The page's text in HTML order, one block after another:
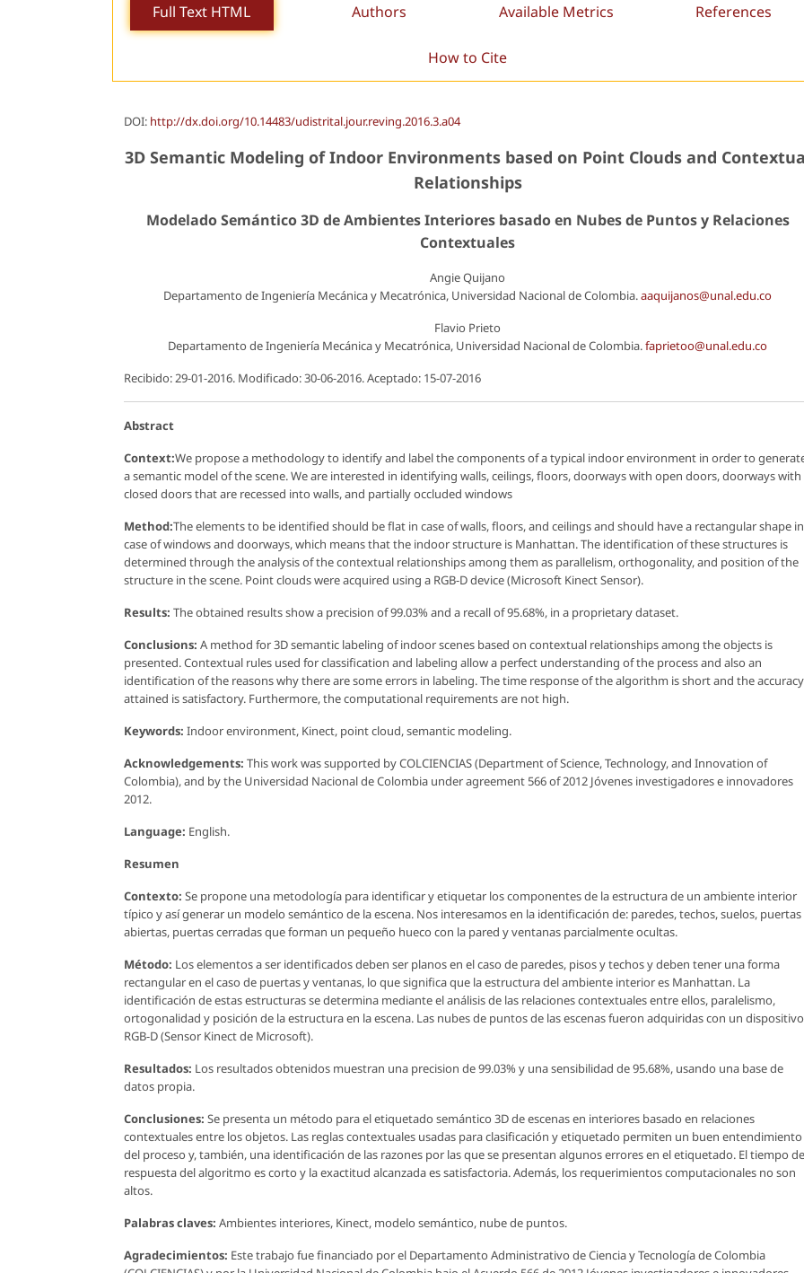
Full Text HTML Authors Available Metrics References
How to Cite
DOI: http://dx.doi.org/10.14483/udistrital.jour.reving.2016.3.a04
3D Semantic Modeling of Indoor Environments based on Point Clouds and
Relationships
Modelado Semántico 3D de Ambientes Interiores basado en Nubes de Puntos y Relaciones
Contextuales
Angie Quijano
Departamento de Ingeniería Mecánica y Mecatrónica, Universidad Nacional de Colombia.aaquijanos@unal.edu.co
Flavio Prieto
Departamento de Ingeniería Mecánica y Mecatrónica, Universidad Nacional de Colombia.faprietoo@unal.edu.co
Recibido: 29-01-2016. Modificado: 30-06-2016. Aceptado: 15-07-2016
Abstract
Context:We propose a methodology to identify and label the components of a typical indoor environment in order to
a semantic model of the scene. We are interested in identifying walls, ceilings, floors, doorways with open doors, doorways with
closed doors that are recessed into walls, and partially occluded windows
Method:The elements to be identified should be flat in case of walls, floors, and ceilings and should have a rectangular shape in
case of windows and doorways, which means that the indoor structure is Manhattan. The identification of these structures is
determined through the analysis of the contextual relationships among them as parallelism, orthogonality, and position of the
structure in the scene. Point clouds were acquired using a RGB-D device (Microsoft Kinect Sensor).
Results: The obtained results show a precision of 99.03% and a recall of 95.68%, in a proprietary dataset.
Conclusions: A method for 3D semantic labeling of indoor scenes based on contextual relationships among the objects is
presented. Contextual rules used for classification and labeling allow a perfect understanding of the process and also an
identification of the reasons why there are some errors in labeling. The time response of the algorithm is short and the accuracy
attained is satisfactory. Furthermore, the computational requirements are not high.
Keywords: Indoor environment, Kinect, point cloud, semantic modeling.
Acknowledgements: This work was supported by COLCIENCIAS (Department of Science, Technology, and Innovation of
Colombia), and by the Universidad Nacional de Colombia under agreement 566 of 2012 Jóvenes investigadores e innovadores
2012.
Language: English.
Resumen
Contexto: Se propone una metodología para identificar y etiquetar los componentes de la estructura de un ambiente interior
típico y así generar un modelo semántico de la escena. Nos interesamos en la identificación de: paredes, techos, suelos, puertas
abiertas, puertas cerradas que forman un pequeño hueco con la pared y ventanas parcialmente ocultas.
Método: Los elementos a ser identificados deben ser planos en el caso de paredes, pisos y techos y deben tener una forma
rectangular en el caso de puertas y ventanas, lo que significa que la estructura del ambiente interior es Manhattan. La
identificación de estas estructuras se determina mediante el análisis de las relaciones contextuales entre ellos, paralelismo,
ortogonalidad y posición de la estructura en la escena. Las nubes de puntos de las escenas fueron adquiridas con un dispositivo
RGB-D (Sensor Kinect de Microsoft).
Resultados: Los resultados obtenidos muestran una precision de 99.03% y una sensibilidad de 95.68%, usando una base de
datos propia.
Conclusiones: Se presenta un método para el etiquetado semántico 3D de escenas en interiores basado en relaciones
contextuales entre los objetos. Las reglas contextuales usadas para clasificación y etiquetado permiten un buen entendimiento
del proceso y, también, una identificación de las razones por las que se presentan algunos errores en el etiquetado. El tiempo de
respuesta del algoritmo es corto y la exactitud alcanzada es satisfactoria. Además, los requerimientos computacionales no son
altos.
Palabras claves: Ambientes interiores, Kinect, modelo semántico, nube de puntos.
Agradecimientos: Este trabajo fue financiado por el Departamento Administrativo de Ciencia y Tecnología de Colombia